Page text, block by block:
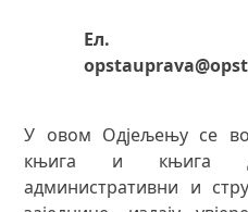
Ел.
У овом Одјељењу се
књига и књига
административни и